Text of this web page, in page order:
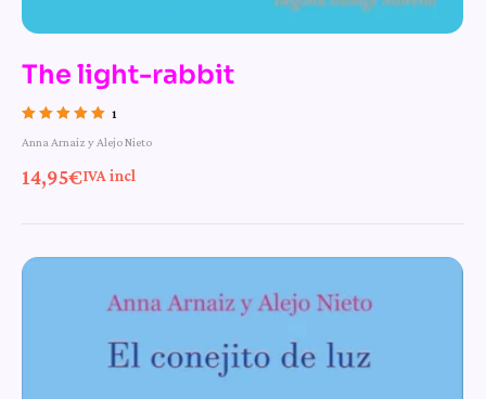
The light-rabbit
1
Anna Arnaiz y Alejo Nieto
14,95€IVA incl